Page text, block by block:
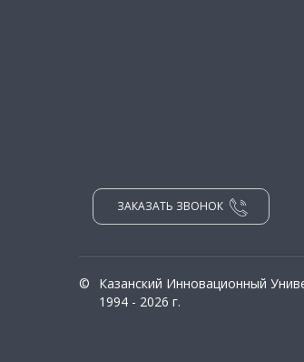
ЗАКАЗАТЬ ЗВОНОК
©
Казанский Инновационный
1994 - 2026 г.